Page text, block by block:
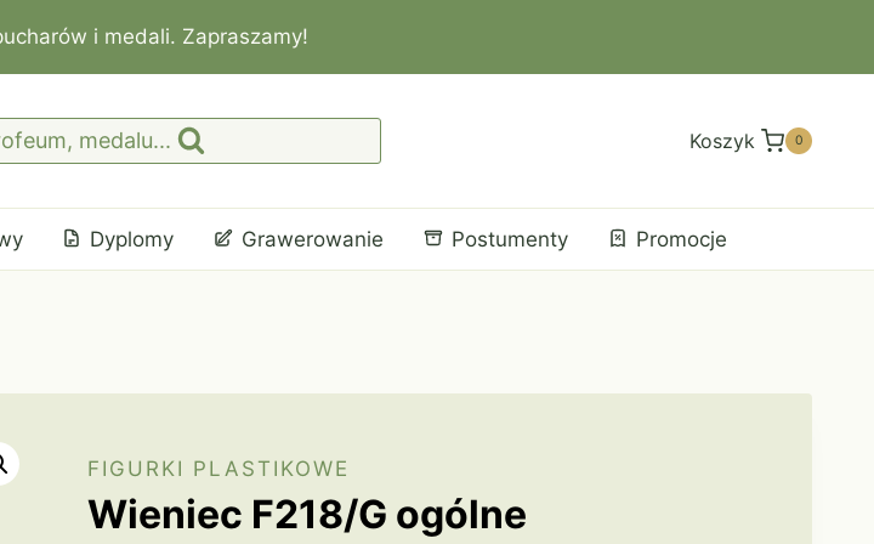
i medali. Zapraszamy!
medalu... Koszyk 0
Dyplomy Grawerowanie Postumenty Promocje
FIGURKI PLASTIKOWE
Wieniec F218/G ogólne